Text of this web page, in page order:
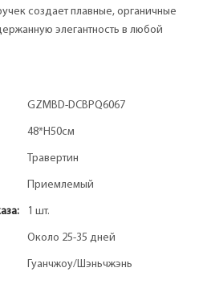
создает плавные, органичные
элегантность в любой
GZMBD-DCBPQ6067
48*H50см
Травертин
Приемлемый
1 шт.
Около 25-35 дней
Гуанчжоу/Шэньчжэнь